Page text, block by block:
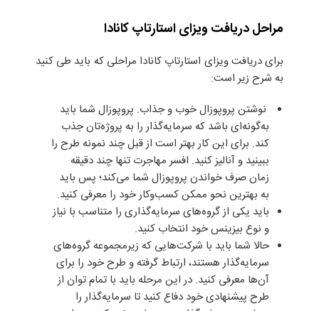
مراحل دریافت ویزای استارتاپ کانادا
برای دریافت ویزای استارتاپ کانادا مراحلی که باید طی کنید
به شرح زیر است:
‌ نوشتن پروپوزال خوب و جذاب. پروپوزال شما باید
به‌گونه‌ای باشد که سرمایه‌گذار را به پروژه‌تان جذب
کند. برای این کار بهتر است از قبل چند نمونه طرح را
ببینید و آنالیز کنید. افسر مهاجرت تنها چند دقیقه
زمان صرف خواندن پروپوزال شما می‌کند؛ پس باید
به بهترین نحو ممکن کسب‌وکار خود را معرفی کنید.
باید یکی از گروه‌های سرمایه‌گذاری را متناسب با نیاز
و نوع بیزینس خود انتخاب کنید.
حالا شما باید با شرکت‌هایی که زیرمجموعه گروه‌های
سرمایه‌گذار هستند، ارتباط گرفته و طرح خود را برای
آن‌ها معرفی کنید. در این مرحله باید با تمام توان از
طرح پیشنهادی خود دفاع کنید تا سرمایه‌گذار را